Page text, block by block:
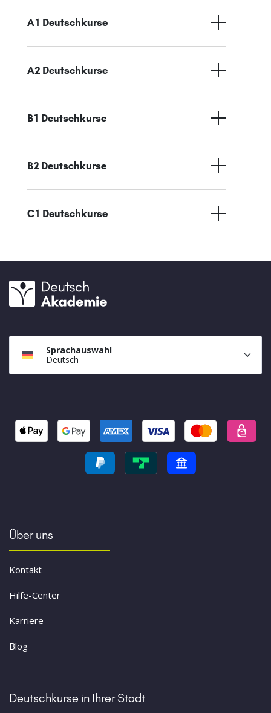
A1 Deutschkurse
A2 Deutschkurse
B1 Deutschkurse
B2 Deutschkurse
C1 Deutschkurse
Sprachauswahl
Deutsch
Über uns
Kontakt
Hilfe-Center
Karriere
Blog
Deutschkurse in Ihrer Stadt